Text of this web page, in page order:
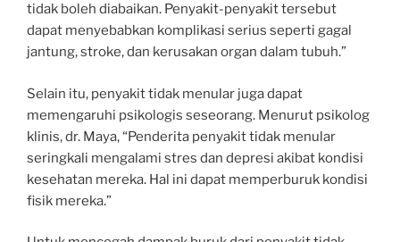
tidak boleh diabaikan. Penyakit-penyakit tersebut
dapat menyebabkan komplikasi serius seperti gagal
jantung, stroke, dan kerusakan organ dalam tubuh.”
Selain itu, penyakit tidak menular juga dapat
memengaruhi psikologis seseorang. Menurut psikolog
klinis, dr. Maya, “Penderita penyakit tidak menular
seringkali mengalami stres dan depresi akibat kondisi
kesehatan mereka. Hal ini dapat memperburuk kondisi
fisik mereka.”